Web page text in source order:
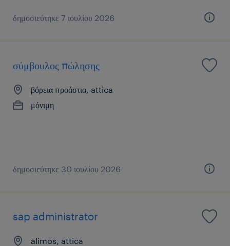
δημοσιεύτηκε 7 ιουλίου 2026
σύμβουλος πώλησης
βόρεια προάστια, attica
μόνιμη
δημοσιεύτηκε 30 ιουλίου 2026
sap administrator
alimos, attica